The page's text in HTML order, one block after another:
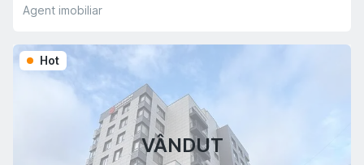
Agent imobiliar
VÂNDUT
Hot